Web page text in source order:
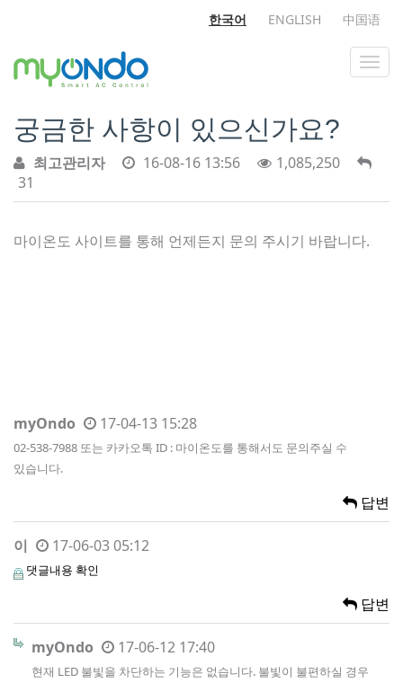
한국어 ENGLISH 中国语
궁금한 사항이 있으신가요?
최고관리자 16-08-16 13:56
1,085,250
31
마이온도 사이트를 통해 언제든지 문의 주시기 바랍니다.
myOndo 17-04-13 15:28
02-538-7988 또는 카카오톡 ID : 마이온도를 통해서도 문의주실 수
있습니다.
답변
이 17-06-03 05:12
댓글내용 확인
답변
myOndo 17-06-12 17:40
현재 LED 불빛을 차단하는 기능은 없습니다. 불빛이 불편하실 경우